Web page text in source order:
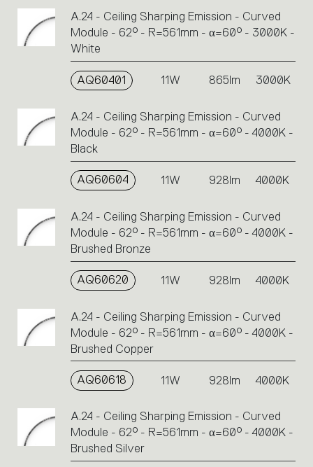
A.24 - Ceiling Sharping Emission - Curved
Module - 62° - R=561mm - α=60° - 3000K -
White
AQ60401 11W 865lm 3000K
A.24 - Ceiling Sharping Emission - Curved
Module - 62° - R=561mm - α=60° - 4000K -
Black
AQ60604 11W 928lm 4000K
A.24 - Ceiling Sharping Emission - Curved
Module - 62° - R=561mm - α=60° - 4000K -
Brushed Bronze
AQ60620 11W 928lm 4000K
A.24 - Ceiling Sharping Emission - Curved
Module - 62° - R=561mm - α=60° - 4000K -
Brushed Copper
AQ60618 11W 928lm 4000K
A.24 - Ceiling Sharping Emission - Curved
Module - 62° - R=561mm - α=60° - 4000K -
Brushed Silver